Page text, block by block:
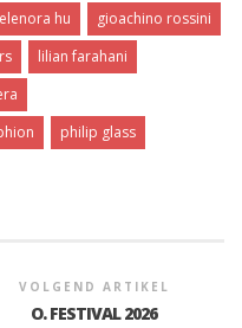
elenora hu
gioachino rossini
lilian farahani
philip glass
VOLGEND ARTIKEL
O. FESTIVAL 2026